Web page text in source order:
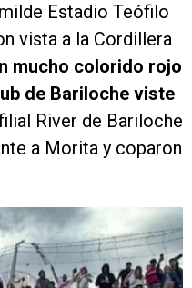
Estadio Teófilo
vista a la Cordillera
mucho colorido rojo
de Bariloche viste
River de Bariloche
a Morita y coparon